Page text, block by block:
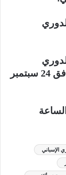
الإسباني، هو مساء اليوم الثلاثاء الموافق 24 سبتمبر
الإسباني